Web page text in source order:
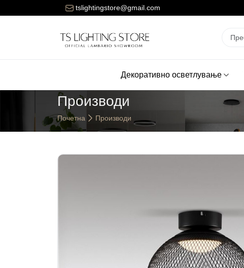
tslightingstore@gmail.com
за достава на нарачките е 150 денари.
Декоративно осветлување
Производи
Почетна Производи